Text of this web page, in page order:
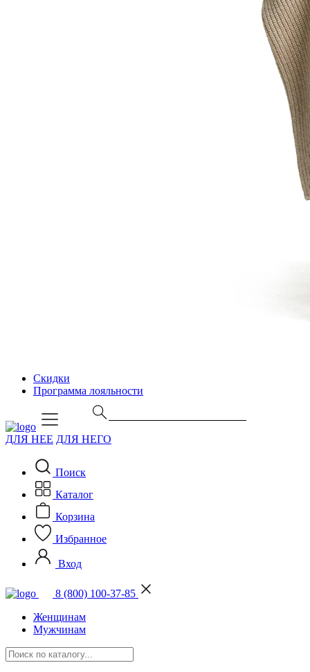
Скидки
Программа лояльности
ДЛЯ НЕЕ ДЛЯ НЕГО
Поиск
Каталог
Корзина
Избранное
Вход
8 (800) 100-37-85
Женщинам
Мужчинам